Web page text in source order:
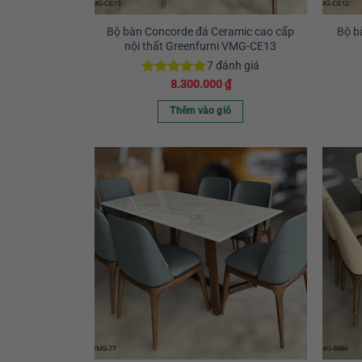
Bộ bàn Concorde đá Ceramic cao cấp
nội thất Greenfurni VMG-CE13
Được xếp
hạng5.00
5 sao
7 đánh giá
8.300.000₫
Thêm vào giỏ
Bộ